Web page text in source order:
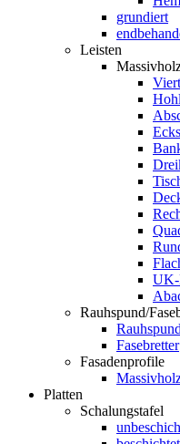
grundiert
Leisten
UK-
Rauhspund/
Rauhspund
Fasebretter
Fasadenprofile
Platten
Schalungstafel